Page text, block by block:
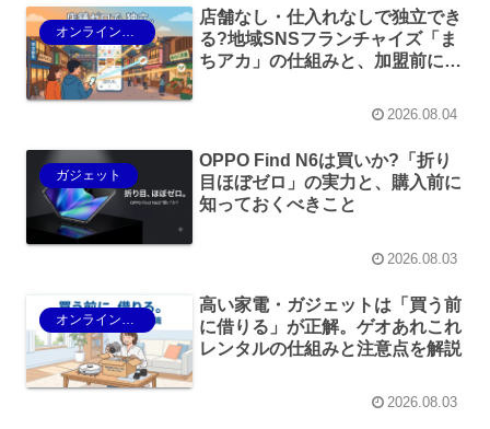
オンラインショップ
店舗なし・仕入れなしで独立でき
る?地域SNSフランチャイズ「ま
ちアカ」の仕組みと、加盟前に確
2026.08.04
ガジェット
OPPO Find N6は買いか?「折り
目ほぼゼロ」の実力と、購入前に
知っておくべきこと
2026.08.03
オンラインショップ
高い家電・ガジェットは「買う前
に借りる」が正解。ゲオあれこれ
レンタルの仕組みと注意点を解説
2026.08.03